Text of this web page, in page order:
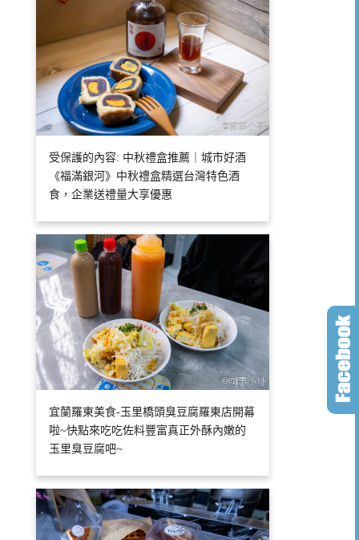
受保護的內容: 中秋禮盒推薦｜城市好酒
《福滿銀河》中秋禮盒精選台灣特色酒
食，企業送禮量大享優惠
宜蘭羅東美食-玉里橋頭臭豆腐羅東店開幕
啦~快點來吃吃佐料豐富真正外酥內嫩的
玉里臭豆腐吧~